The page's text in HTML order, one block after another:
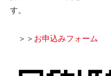
す。
＞＞ お申込みフォーム